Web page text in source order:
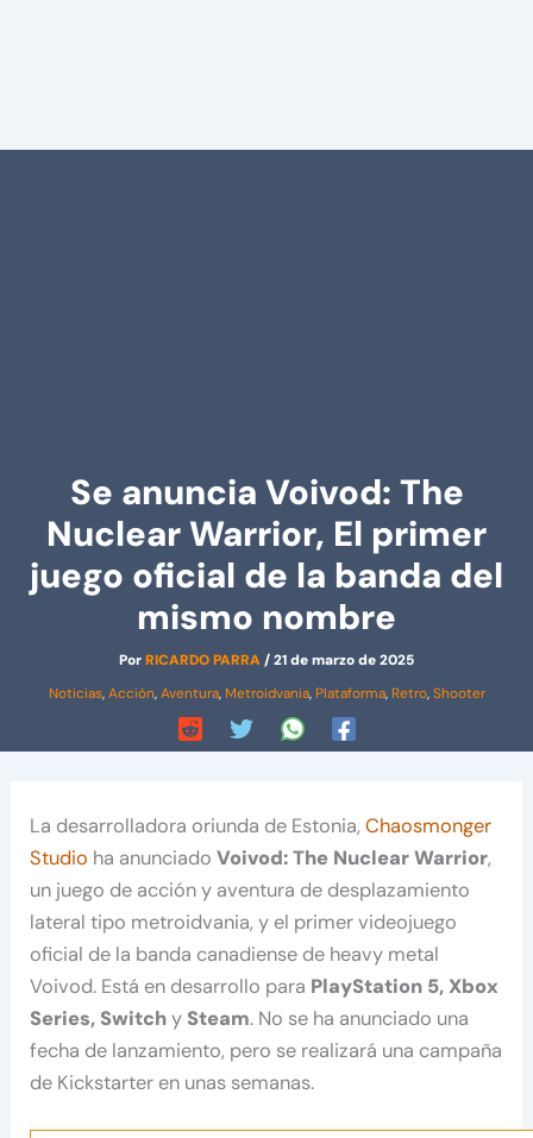
Se anuncia Voivod: The
Nuclear Warrior, El primer
juego oficial de la banda del
mismo nombre
PorRICARDO PARRA/21 de marzo de 2025
Noticias,Acción,Aventura, Metroidvania, Plataforma, Retro,Shooter
La desarrolladora oriunda de Estonia,Chaosmonger
Studio ha anunciadoVoivod: The Nuclear Warrior,
un juego de acción y aventura de desplazamiento
lateral tipo metroidvania, y el primer videojuego
oficial de la banda canadiense de heavy metal
Voivod. Está en desarrollo para PlayStation 5, Xbox
Series, Switchy Steam. No se ha anunciado una
fecha de lanzamiento, pero se realizará una campaña
de Kickstarter en unas semanas.